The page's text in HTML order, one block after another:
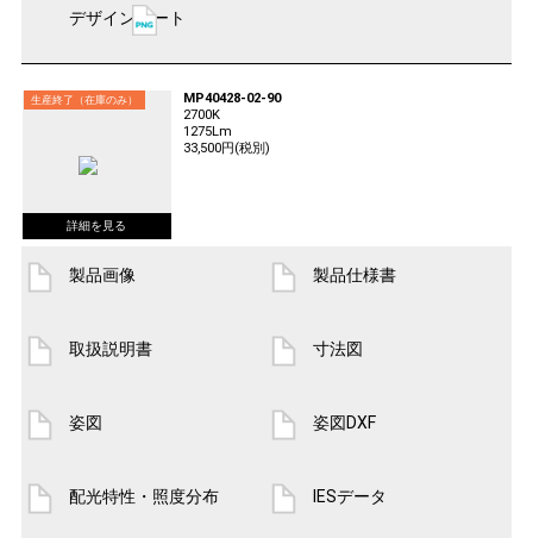
デザインシート
生産終了（在庫のみ）
MP40428-02-90
2700K
1275Lm
33,500円(税別)
製品画像 製品仕様書
取扱説明書 寸法図
姿図 姿図DXF
配光特性・照度分布 IESデータ